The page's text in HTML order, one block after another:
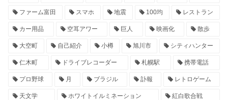
ファーム富田 スマホ 地震 100均 レストラン
カー用品 空耳アワー 巨人 映画化 散歩
大空町 自己紹介 小樽 旭川市 シティハンター
仁木町 ドライブレコーダー 札幌駅 携帯電話
プロ野球 月 ブラジル 訃報 レトロゲーム
天文学 ホワイトイルミネーション 紅白歌合戦